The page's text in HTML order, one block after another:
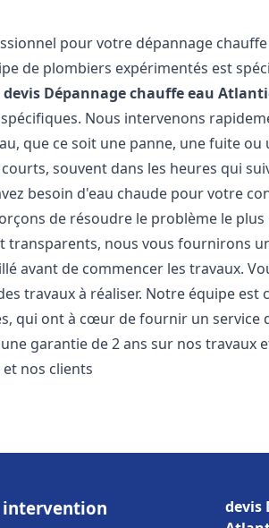
pour votre dépannage chauffe
de plombiers expérimentés est
devis Dépannage chauffe eau
Nous intervenons
que ce soit une panne, une fuite
souvent dans les heures qui
besoin d'eau chaude pour votre
de résoudre le problème le
transparents, nous vous fournirons
avant de commencer les travaux.
travaux à réaliser. Notre équipe est
qui ont à cœur de fournir un service
garantie de 2 ans sur nos travaux
nos clients
intervention
devis